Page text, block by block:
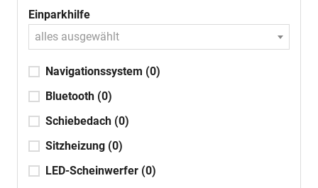
Einparkhilfe
alles ausgewählt
Navigationssystem (0)
Bluetooth (0)
Schiebedach (0)
Sitzheizung (0)
LED-Scheinwerfer (0)